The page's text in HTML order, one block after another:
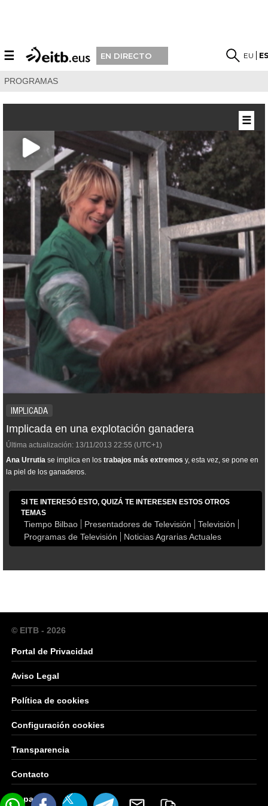
☰ EN DIRECTO EU
PROGRAMAS
IMPLICADA
Implicada en una explotación ganadera
Última actualización: 13/11/2013 22:55 (UTC+1)
Ana Urrutia se implica en los trabajos más extremos y, esta vez, se pone en
la piel de los ganaderos.
SI TE INTERESÓ ESTO, QUIZÁ TE INTERESEN ESTOS OTROS
TEMAS
Tiempo Bilbao Presentadores de Televisión
Televisión
Programas de Televisión
Noticias Agrarias Actuales
☰
© EITB - 2026
Portal de Privacidad
Aviso Legal
Política de cookies
Configuración cookies
Transparencia
Contacto
Mapa Web